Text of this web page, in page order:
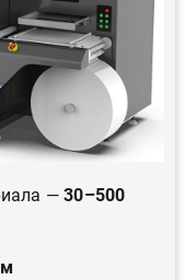
—30–500